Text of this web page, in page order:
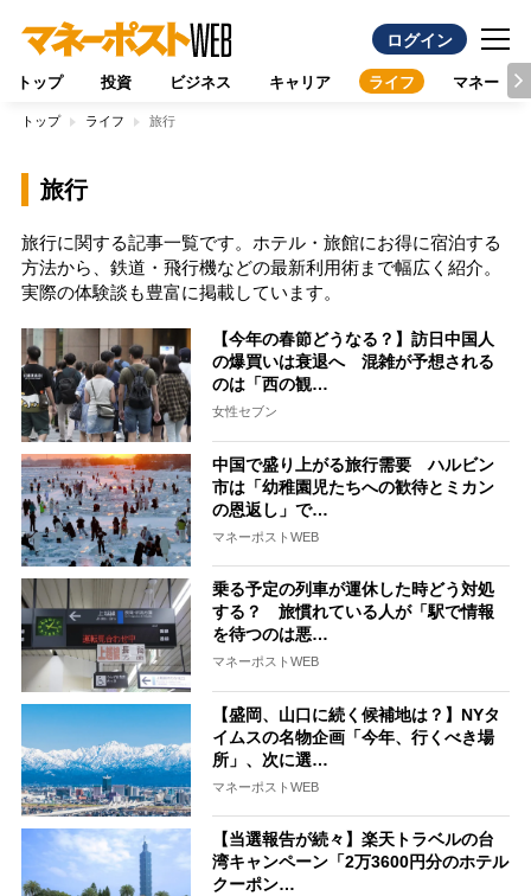
ログイン
トップ 投資 ビジネス キャリア ライフ マネー
トップ ライフ 旅行
旅行
旅行に関する記事一覧です。ホテル・旅館にお得に宿泊する
方法から、鉄道・飛行機などの最新利用術まで幅広く紹介。
実際の体験談も豊富に掲載しています。
【今年の春節どうなる？】訪日中国人
の爆買いは衰退へ 混雑が予想される
のは「西の観…
女性セブン
中国で盛り上がる旅行需要 ハルビン
市は「幼稚園児たちへの歓待とミカン
の恩返し」で…
マネーポストWEB
乗る予定の列車が運休した時どう対処
する？ 旅慣れている人が「駅で情報
を待つのは悪…
マネーポストWEB
【盛岡、山口に続く候補地は？】NYタ
イムスの名物企画「今年、行くべき場
所」、次に選…
マネーポストWEB
【当選報告が続々】楽天トラベルの台
湾キャンペーン「2万3600円分のホテル
クーポン…